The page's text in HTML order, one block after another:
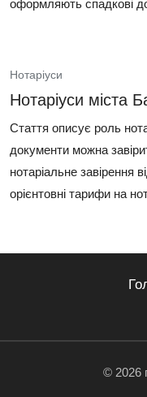
оформляють спадкові
Нотаріуси
Нотаріуси міста
Стаття описує роль
документи можна
нотаріальне завірення
орієнтовні тарифи на
© 2026